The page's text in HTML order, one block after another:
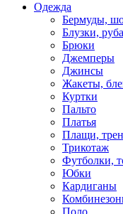
Одежда
Бермуды,
Блузки,
Брюки
Джемперы
Джинсы
Жакеты,
Куртки
Пальто
Платья
Плащи,
Трикотаж
Футболки,
Юбки
Кардиганы
Поло